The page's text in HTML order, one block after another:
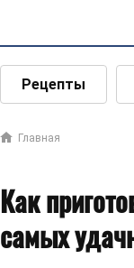
Рецепты
Главная
Как
самых